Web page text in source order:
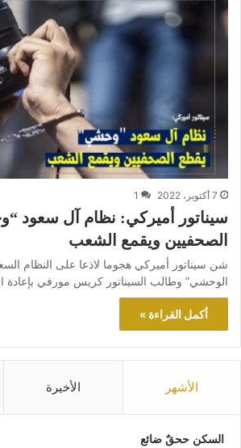
7 أكتوبر، 2022 1
سيناتور أميركي: نظام آل سعود
الصحفيين ويقمع الشعب
شن سيناتور أميركي هجوما لاذعا على النظام
الوحشي” وطالب السيناتور كريس مورفي بإعادة
أكمل القراءة »
الأشهر الأخيرة
السكن ححقٌ ضائع